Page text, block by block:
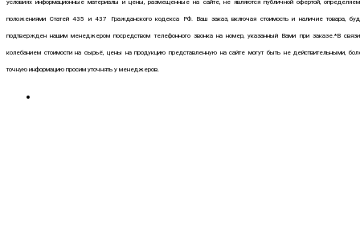
условиях информационные материалы и цены, размещенные на сайте, не являются публичной офертой,
положениями Статей 435 и 437 Гражданского кодекса РФ. Ваш заказ, включая стоимость и наличие товара,
подтвержден нашим менеджером посредством телефонного звонка на номер, указанный Вами при заказе.*В
колебанием стоимости на сырьё, цены на продукцию представленную на сайте могут быть не действительными,
точную информацию просим уточнять у менеджеров.